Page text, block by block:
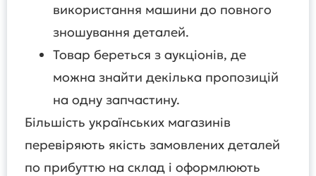
використання машини до повного
зношування деталей.
Товар береться з аукціонів, де
можна знайти декілька пропозицій
на одну запчастину.
Більшість українських магазинів
перевіряють якість замовлених деталей
по прибуттю на склад і оформлюють